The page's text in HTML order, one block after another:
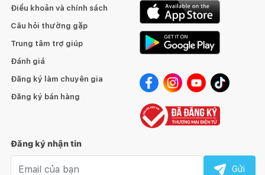
Điều khoản và chính sách
Câu hỏi thường gặp
Trung tâm trợ giúp
Đánh giá
Đăng ký làm chuyên gia
Đăng ký bán hàng
Đăng ký nhận tin
Gửi